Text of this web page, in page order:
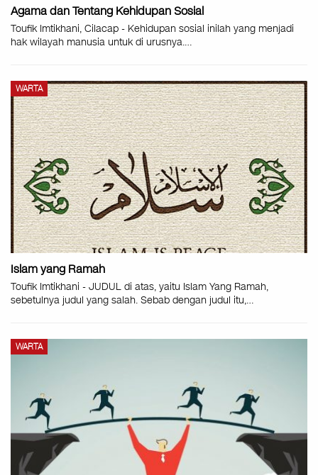
Agama dan Tentang Kehidupan Sosial
Toufik Imtikhani, Cilacap - Kehidupan sosial inilah yang menjadi
hak wilayah manusia untuk di urusnya.…
WARTA
Islam yang Ramah
Toufik Imtikhani - JUDUL di atas, yaitu Islam Yang Ramah,
sebetulnya judul yang salah. Sebab dengan judul itu,…
WARTA